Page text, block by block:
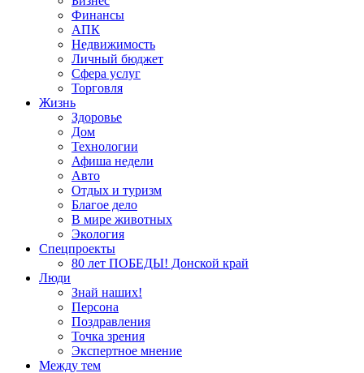
Финансы
АПК
Недвижимость
Личный бюджет
Сфера услуг
Торговля
Жизнь
Здоровье
Дом
Технологии
Афиша недели
Авто
Отдых и туризм
Благое дело
В мире животных
Экология
Спецпроекты
80 лет ПОБЕДЫ! Донской край
Люди
Знай наших!
Персона
Поздравления
Точка зрения
Экспертное мнение
Между тем